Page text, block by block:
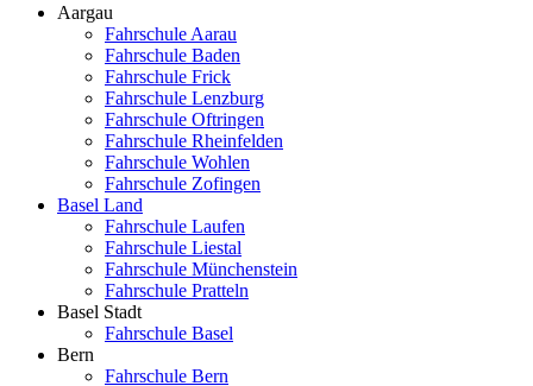
Aargau
Fahrschule Aarau
Fahrschule Baden
Fahrschule Frick
Fahrschule Lenzburg
Fahrschule Oftringen
Fahrschule Rheinfelden
Fahrschule Wohlen
Fahrschule Zofingen
Basel Land
Fahrschule Laufen
Fahrschule Liestal
Fahrschule Münchenstein
Fahrschule Pratteln
Basel Stadt
Fahrschule Basel
Bern
Fahrschule Bern